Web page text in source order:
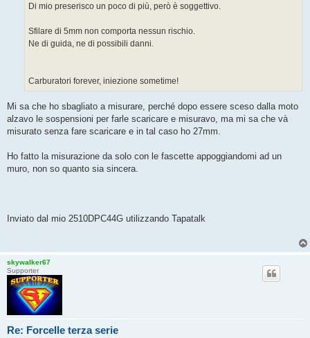
Di mio preserisco un poco di più, però è soggettivo.
Sfilare di 5mm non comporta nessun rischio.
Ne di guida, ne di possibili danni.
Carburatori forever, iniezione sometime!
Mi sa che ho sbagliato a misurare, perché dopo essere sceso dalla moto
alzavo le sospensioni per farle scaricare e misuravo, ma mi sa che và
misurato senza fare scaricare e in tal caso ho 27mm.
Ho fatto la misurazione da solo con le fascette appoggiandomi ad un
muro, non so quanto sia sincera.
Inviato dal mio 2510DPC44G utilizzando Tapatalk
skywalker67
Supporter
Re: Forcelle terza serie